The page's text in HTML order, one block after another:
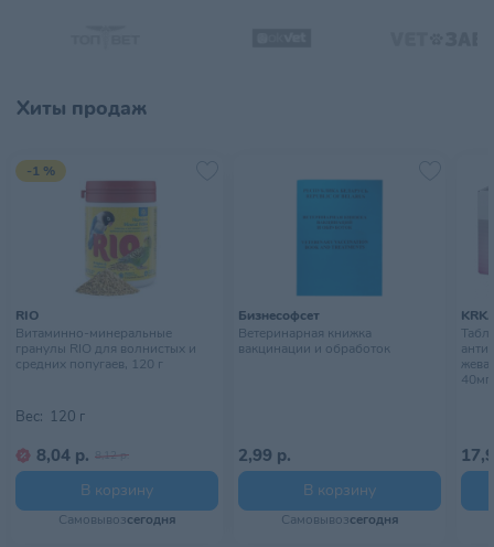
Хиты продаж
-1 %
RIO
Витаминно-минеральные
гранулы RIO для волнистых и
средних попугаев, 120 г
Вес: 120 г
8,04 р. 8,12 р.
В корзину
Самовывозсегодня
Бизнесофсет
Ветеринарная книжка
вакцинации и обработок
2,99 р.
В корзину
Самовывозсегодня